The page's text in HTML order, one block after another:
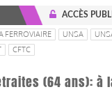
ACCÈS
FERROVIAIRE UNSA
CFTC
(64 ans): à